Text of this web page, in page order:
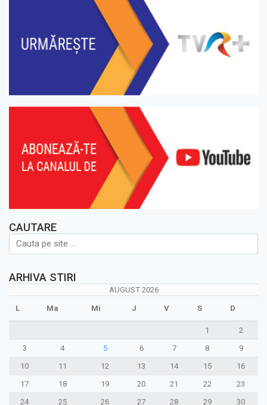
CAUTARE
ARHIVA STIRI
AUGUST 2026
L Ma Mi J V S D
1
2
3
4 5 6 7 8
9
10
11 12 13 14 15
16
17
18 19 20 21 22
23
24
25 26 27 28 29 30